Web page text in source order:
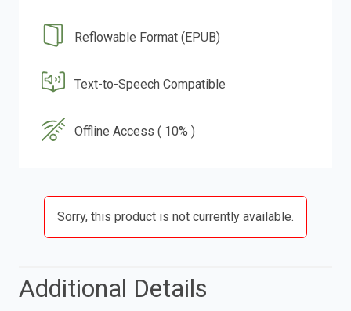
Reflowable Format (EPUB)
Text-to-Speech Compatible
Offline Access ( 10% )
Sorry, this product is not currently available.
Additional Details